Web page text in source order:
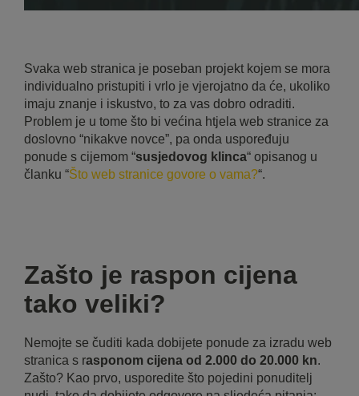
Svaka web stranica je poseban projekt kojem se mora
individualno pristupiti i vrlo je vjerojatno da će, ukoliko
imaju znanje i iskustvo, to za vas dobro odraditi.
Problem je u tome što bi većina htjela web stranice za
doslovno “nikakve novce”, pa onda uspoređuju
ponude s cijemom “susjedovog klinca“ opisanog u
članku “Što web stranice govore o vama?“.
Zašto je raspon cijena
tako veliki?
Nemojte se čuditi kada dobijete ponude za izradu web
stranica s rasponom cijena od 2.000 do 20.000 kn.
Zašto? Kao prvo, usporedite što pojedini ponuditelj